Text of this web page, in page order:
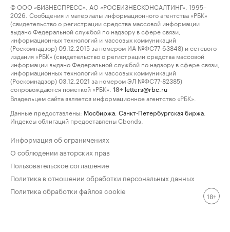
© ООО «БИЗНЕСПРЕСС», АО «РОСБИЗНЕСКОНСАЛТИНГ», 1995–
2026. Сообщения и материалы информационного агентства «РБК»
(свидетельство о регистрации средства массовой информации
выдано Федеральной службой по надзору в сфере связи,
информационных технологий и массовых коммуникаций
(Роскомнадзор) 09.12.2015 за номером ИА №ФС77-63848) и сетевого
издания «РБК» (свидетельство о регистрации средства массовой
информации выдано Федеральной службой по надзору в сфере связи,
информационных технологий и массовых коммуникаций
(Роскомнадзор) 03.12.2021 за номером ЭЛ №ФС77-82385)
сопровождаются пометкой «РБК».
18+ letters@rbc.ru
Владельцем сайта является информационное агентство «РБК».
Данные предоставлены: Мосбиржа Санкт-Петербургская биржа
Индексы облигаций предоставлены Cbonds.
Информация об ограничениях
О соблюдении авторских прав
Пользовательское соглашение
Политика в отношении обработки персональных данных
Политика обработки файлов cookie
18+